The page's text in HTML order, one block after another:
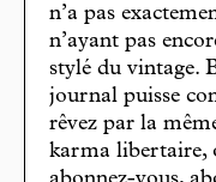
n’a pas
n’ayant pas
stylé du vintage.
journal puisse
rêvez par la
karma libertaire,